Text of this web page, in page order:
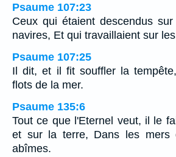
Psaume 107:23
Ceux qui étaient descendus
navires, Et qui travaillaient sur
Psaume 107:25
Il dit, et il fit souffler la
flots de la mer.
Psaume 135:6
Tout ce que l'Eternel veut, il le
et sur la terre, Dans les mers
abîmes.